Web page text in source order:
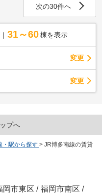
次の30件へ
31～60 棟を表示
変更
変更
プへ
・駅から探す > JR博多南線の賃貸
岡市東区 / 福岡市南区 /